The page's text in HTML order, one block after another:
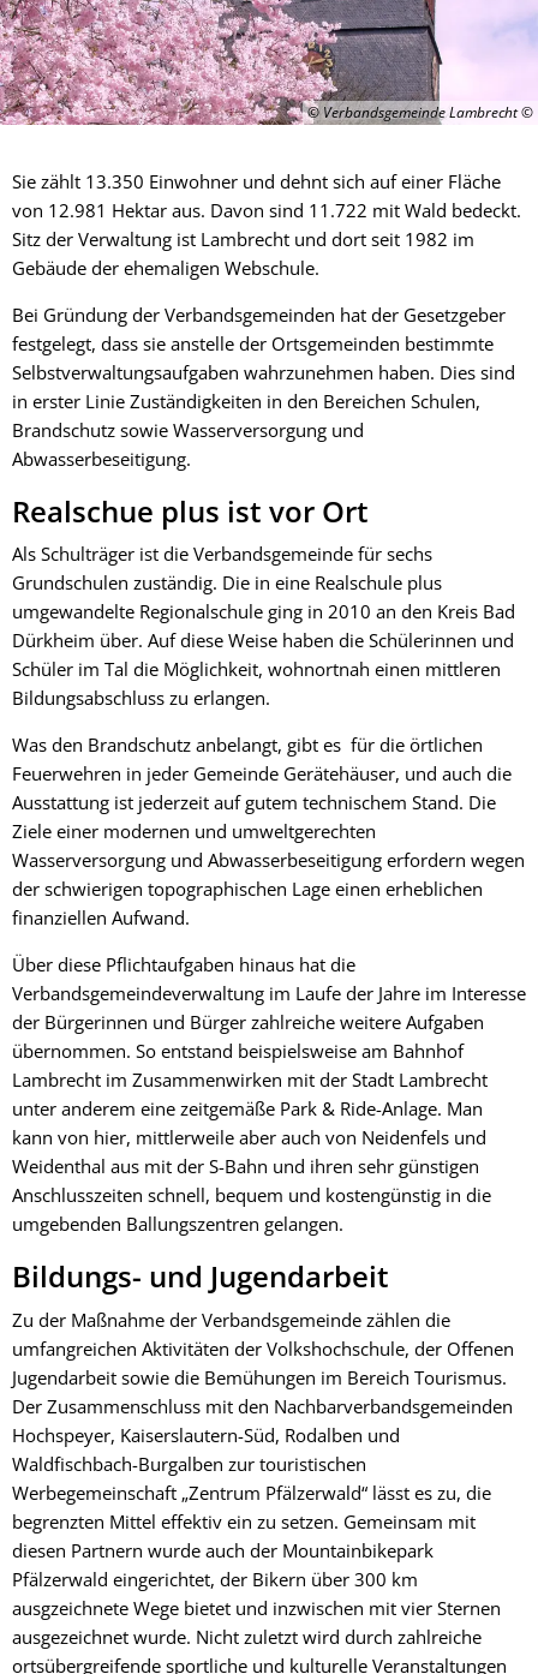
© Verbandsgemeinde Lambrecht
Sie zählt 13.350 Einwohner und dehnt sich auf einer Fläche
von 12.981 Hektar aus. Davon sind 11.722 mit Wald bedeckt.
Sitz der Verwaltung ist Lambrecht und dort seit 1982 im
Gebäude der ehemaligen Webschule.
Bei Gründung der Verbandsgemeinden hat der Gesetzgeber
festgelegt, dass sie anstelle der Ortsgemeinden bestimmte
Selbstverwaltungsaufgaben wahrzunehmen haben. Dies sind
in erster Linie Zuständigkeiten in den Bereichen Schulen,
Brandschutz sowie Wasserversorgung und
Abwasserbeseitigung.
Realschue plus ist vor Ort
Als Schulträger ist die Verbandsgemeinde für sechs
Grundschulen zuständig. Die in eine Realschule plus
umgewandelte Regionalschule ging in 2010 an den Kreis Bad
Dürkheim über. Auf diese Weise haben die Schülerinnen und
Schüler im Tal die Möglichkeit, wohnortnah einen mittleren
Bildungsabschluss zu erlangen.
Was den Brandschutz anbelangt, gibt es für die örtlichen
Feuerwehren in jeder Gemeinde Gerätehäuser, und auch die
Ausstattung ist jederzeit auf gutem technischem Stand. Die
Ziele einer modernen und umweltgerechten
Wasserversorgung und Abwasserbeseitigung erfordern wegen
der schwierigen topographischen Lage einen erheblichen
finanziellen Aufwand.
Über diese Pflichtaufgaben hinaus hat die
Verbandsgemeindeverwaltung im Laufe der Jahre im Interesse
der Bürgerinnen und Bürger zahlreiche weitere Aufgaben
übernommen. So entstand beispielsweise am Bahnhof
Lambrecht im Zusammenwirken mit der Stadt Lambrecht
unter anderem eine zeitgemäße Park & Ride-Anlage. Man
kann von hier, mittlerweile aber auch von Neidenfels und
Weidenthal aus mit der S-Bahn und ihren sehr günstigen
Anschlusszeiten schnell, bequem und kostengünstig in die
umgebenden Ballungszentren gelangen.
Bildungs- und Jugendarbeit
Zu der Maßnahme der Verbandsgemeinde zählen die
umfangreichen Aktivitäten der Volkshochschule, der Offenen
Jugendarbeit sowie die Bemühungen im Bereich Tourismus.
Der Zusammenschluss mit den Nachbarverbandsgemeinden
Hochspeyer, Kaiserslautern-Süd, Rodalben und
Waldfischbach-Burgalben zur touristischen
Werbegemeinschaft „Zentrum Pfälzerwald“ lässt es zu, die
begrenzten Mittel effektiv ein zu setzen. Gemeinsam mit
diesen Partnern wurde auch der Mountainbikepark
Pfälzerwald eingerichtet, der Bikern über 300 km
ausgzeichnete Wege bietet und inzwischen mit vier Sternen
ausgezeichnet wurde. Nicht zuletzt wird durch zahlreiche
ortsübergreifende sportliche und kulturelle Veranstaltungen